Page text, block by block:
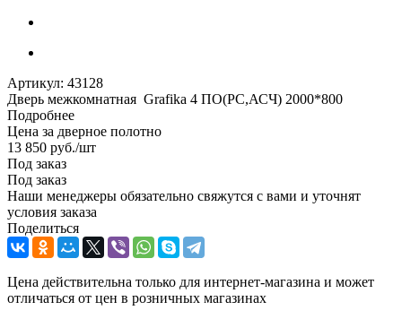
Артикул: 43128
Дверь межкомнатная Grafika 4 ПО(РС,АСЧ) 2000*800
Подробнее
Цена за дверное полотно
13 850 руб./шт
Под заказ
Под заказ
Наши менеджеры обязательно свяжутся с вами и уточнят
условия заказа
Поделиться
Цена действительна только для интернет-магазина и может
отличаться от цен в розничных магазинах